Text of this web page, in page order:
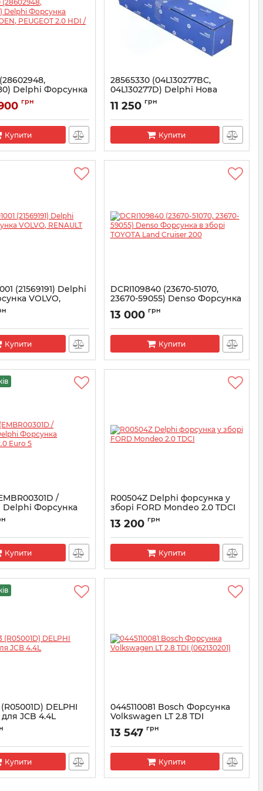
Delphi Форсунка
PEUGEOT 2.0
грн
Купити
28565330 (04L130277BC,
04L130277D) Delphi Нова
форсунка CR VW 1.6 TDI
Артикул:
11 250 грн
Купити
(21569191) Delphi
VOLVO,
5
Купити
DCRI109840 (23670-51070,
23670-59055) Denso Форсунка
в зборі TOYOTA Land Cruiser
200
Артикул: DCRI109840
13 000 грн
Купити
/
Delphi Форсунка
2.0 Euro 5
Купити
R00504Z Delphi форсунка у
зборі FORD Mondeo 2.0 TDCI
Артикул: R00504Z
13 200 грн
Купити
DELPHI
JCB 4.4L
Купити
0445110081 Bosсh Форсунка
Volkswagen LT 2.8 TDI
(062130201)
Артикул:
13 547 грн
Купити